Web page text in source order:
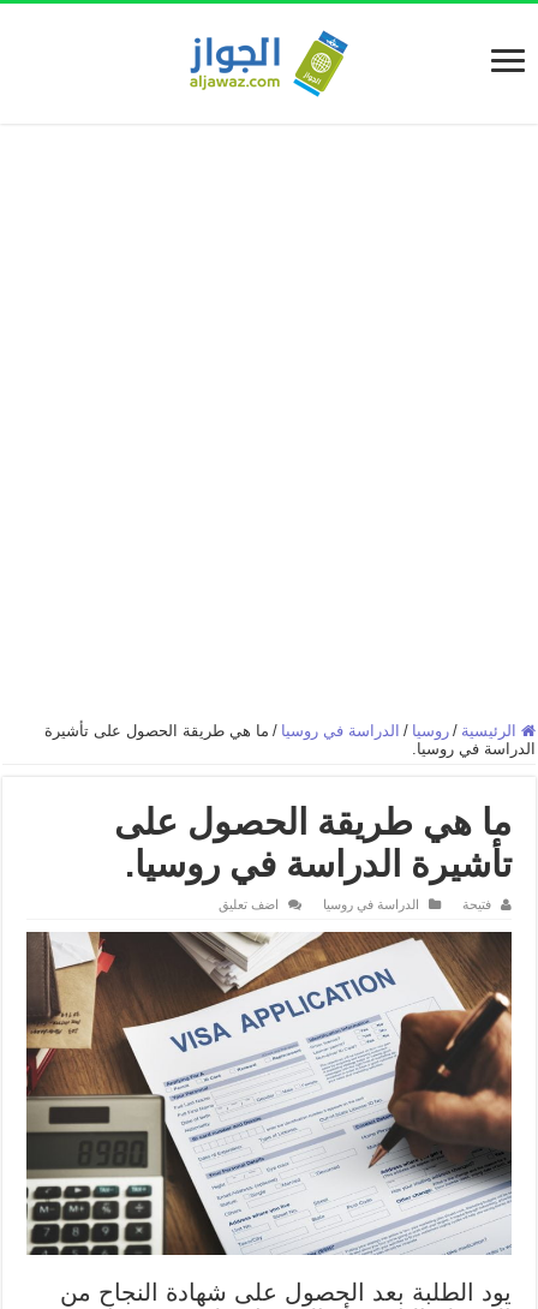
الرئيسية / روسيا / الدراسة في روسيا / ما هي طريقة الحصول على تأشيرة
الدراسة في روسيا.
ما هي طريقة الحصول على
تأشيرة الدراسة في روسيا.
فتيحة الدراسة في روسيا اضف تعليق
يود الطلبة بعد الحصول على شهادة النجاح من